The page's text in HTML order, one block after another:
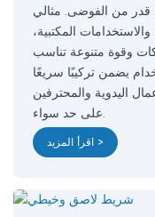
قدر من الفوضى. مثالي
والاستخدامات المكتبية،
وقوة متنوعة تناسب
يضمن تركيبًا سريعًا
اليدوية والمحترفين
على حد سواء.
اقرأ المزيد >